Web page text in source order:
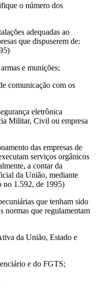
o número dos
adequadas ao
que dispuserem de:
e munições;
comunicação com os
eletrônica
Militar, Civil ou empresa
das empresas de
serviços orgânicos
a contar da
da União, mediante
no 1.592, de 1995)
que tenham sido
normas que regulamentam
da União, Estado e
e do FGTS;